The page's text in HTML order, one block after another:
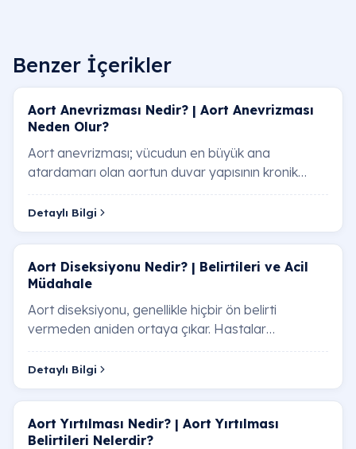
Benzer İçerikler
Aort Anevrizması Nedir? | Aort Anevrizması
Neden Olur?
Aort anevrizması; vücudun en büyük ana
atardamarı olan aortun duvar yapısının kronik
olarak zayıflaması neticesinde, belirli bir
bölgesinden…
Detaylı Bilgi
Aort Diseksiyonu Nedir? | Belirtileri ve Acil
Müdahale
Aort diseksiyonu, genellikle hiçbir ön belirti
vermeden aniden ortaya çıkar. Hastalar
tarafından en sık dile getirilen "yırtılma" hissi ve s…
Detaylı Bilgi
Aort Yırtılması Nedir? | Aort Yırtılması
Belirtileri Nelerdir?